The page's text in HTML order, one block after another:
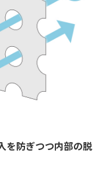
を防ぎつつ内部の脱